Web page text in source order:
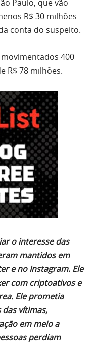
Paulo, que vão
R$ 30 milhões
conta do suspeito.
400
R$ 78 milhões.
o interesse das
mantidos em
e no Instagram. Ele
com criptoativos e
Ele prometia
vítimas,
em meio a
perdiam